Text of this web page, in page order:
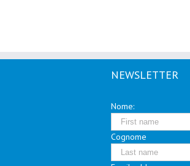
NEWSLETTER
Nome:
Cognome